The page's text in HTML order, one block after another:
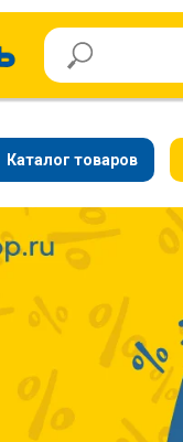
Каталог товаров